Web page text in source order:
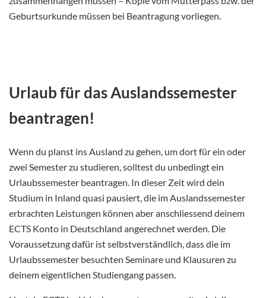
Geburtsurkunde müssen bei Beantragung vorliegen.
Urlaub für das Auslandssemester
beantragen!
Wenn du planst ins Ausland zu gehen, um dort für ein oder
zwei Semester zu studieren, solltest du unbedingt ein
Urlaubssemester beantragen. In dieser Zeit wird dein
Studium in Inland quasi pausiert, die im Auslandssemester
erbrachten Leistungen können aber anschliessend deinem
ECTS Konto in Deutschland angerechnet werden. Die
Voraussetzung dafür ist selbstverständlich, dass die im
Urlaubssemester besuchten Seminare und Klausuren zu
deinem eigentlichen Studiengang passen.